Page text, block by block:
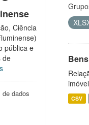
Ciência
pública e
de
de dados
CSV